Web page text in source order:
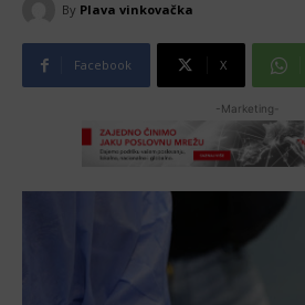
By Plava vinkovačka
Facebook X
-Marketing-